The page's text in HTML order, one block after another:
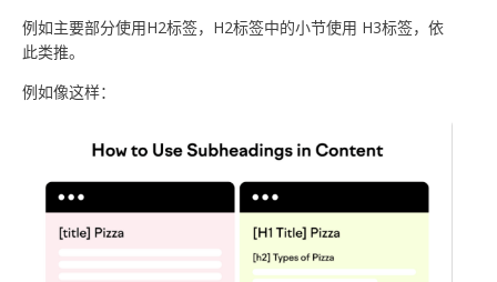
例如主要部分使用H2标签，H2标签中的小节使用 H3标签，依
此类推。
例如像这样：